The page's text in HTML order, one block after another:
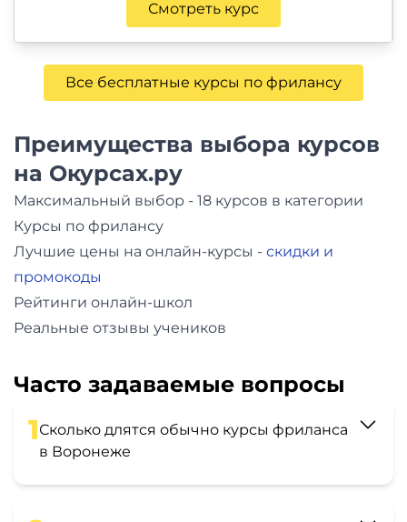
Смотреть курс
Все бесплатные курсы по фрилансу
Преимущества выбора курсов
на Окурсах.ру
Максимальный выбор - 18 курсов в категории
Курсы по фрилансу
Лучшие цены на онлайн-курсы - скидки и
промокоды
Рейтинги онлайн-школ
Реальные отзывы учеников
Часто задаваемые вопросы
1Сколько длятся обычно курсы фриланса
в Воронеже